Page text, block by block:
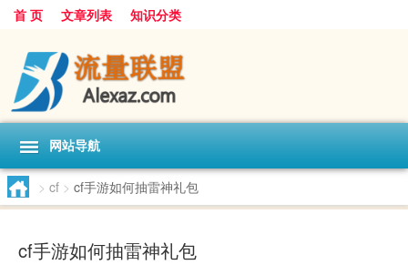
首 页 文章列表 知识分类
网站导航
> cf > cf手游如何抽雷神礼包
cf手游如何抽雷神礼包